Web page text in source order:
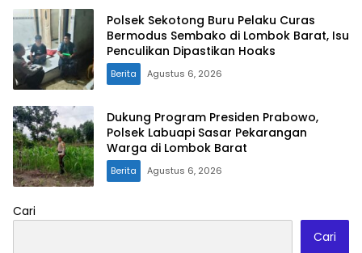
Polsek Sekotong Buru Pelaku Curas
Bermodus Sembako di Lombok Barat, Isu
Penculikan Dipastikan Hoaks
Berita Agustus 6, 2026
Dukung Program Presiden Prabowo,
Polsek Labuapi Sasar Pekarangan
Warga di Lombok Barat
Berita Agustus 6, 2026
Cari
Cari